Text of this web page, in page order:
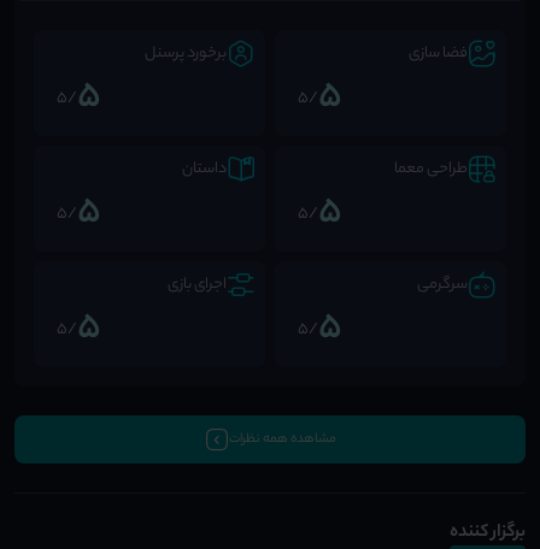
فضا سازی
5
/5
برخورد پرسنل
5
/5
طراحی معما
5
/5
داستان
5
/5
سرگرمی
5
/5
اجرای بازی
5
/5
مشاهده همه نظرات
برگزار کننده